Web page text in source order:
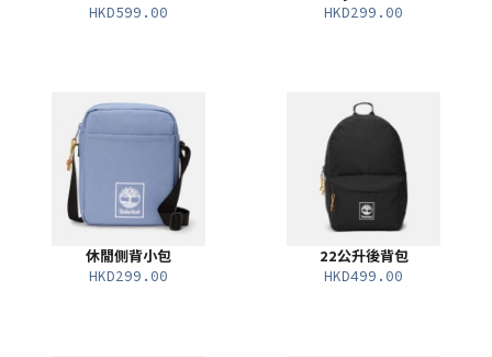
HKD599.00
HKD299.00
休閒側背小包
HKD299.00
22公升後背包
HKD499.00